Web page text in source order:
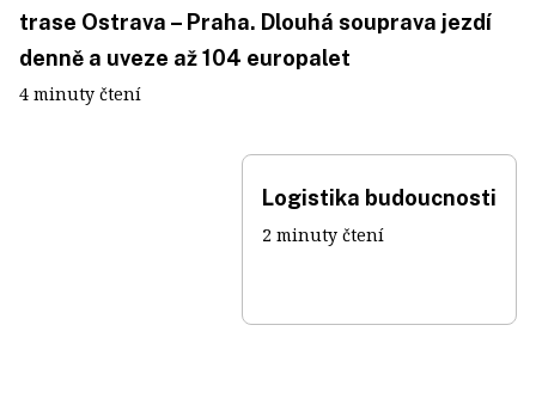
trase Ostrava – Praha. Dlouhá souprava jezdí
denně a uveze až 104 europalet
4 minuty čtení
Logistika budoucnosti
2 minuty čtení